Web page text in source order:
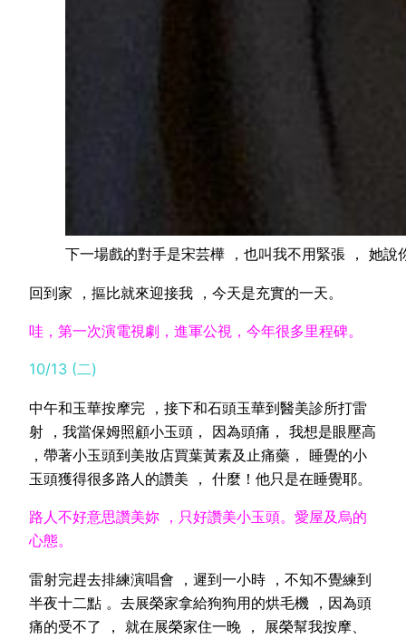
下一場戲的對手是宋芸樺 ，也叫我不用緊張 ， 她
回到家 ，摳比就來迎接我 ，今天是充實的一天。
哇，第一次演電視劇，進軍公視，今年很多里程碑。
10/13 (二)
中午和玉華按摩完 ，接下和石頭玉華到醫美診所打雷
射 ，我當保姆照顧小玉頭， 因為頭痛， 我想是眼壓高
，帶著小玉頭到美妝店買葉黃素及止痛藥， 睡覺的小
玉頭獲得很多路人的讚美 ， 什麼！他只是在睡覺耶。
路人不好意思讚美妳 ，只好讚美小玉頭。愛屋及烏的
心態。
雷射完趕去排練演唱會 ，遲到一小時 ，不知不覺練到
半夜十二點 。去展榮家拿給狗狗用的烘毛機 ，因為頭
痛的受不了 ， 就在展榮家住一晚 ， 展榮幫我按摩、